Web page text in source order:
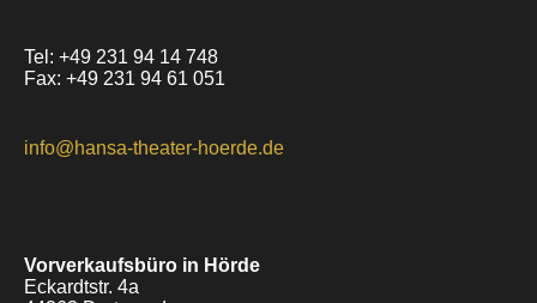
Tel: +49 231 94 14 748
Fax: +49 231 94 61 051
info@hansa-theater-hoerde.de
Vorverkaufsbüro in Hörde
Eckardtstr. 4a